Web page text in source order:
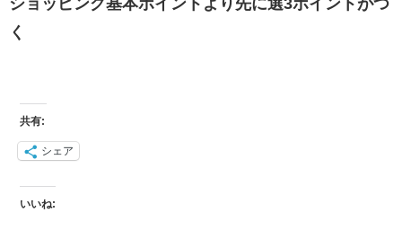
く
共有:
シェア
いいね: